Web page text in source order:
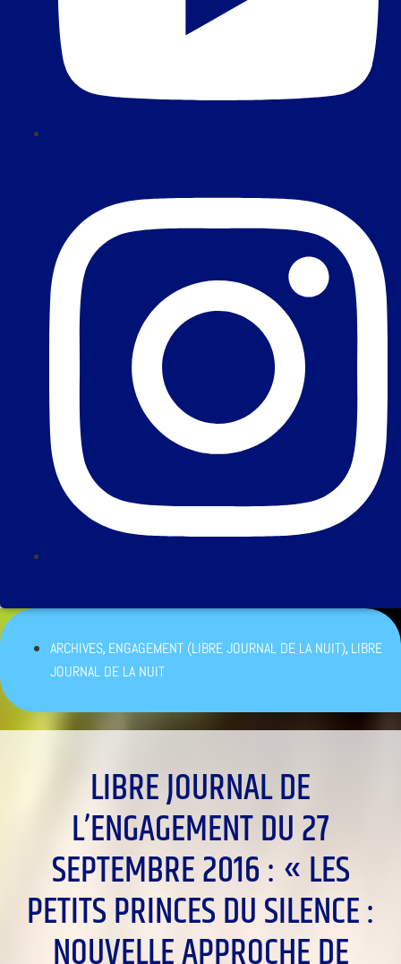
ARCHIVES,ENGAGEMENT (LIBRE JOURNAL DE LA NUIT),LIBRE
JOURNAL DE LA NUIT
LIBRE JOURNAL DE
L’ENGAGEMENT DU 27
SEPTEMBRE 2016 : « LES
PETITS PRINCES DU SILENCE :